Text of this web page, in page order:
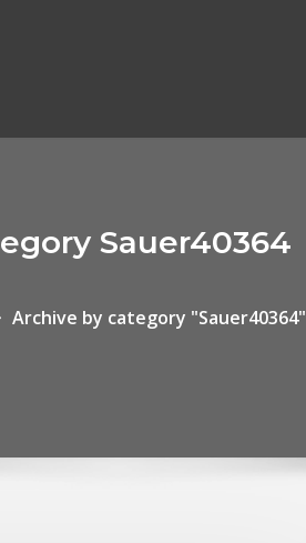
Sauer40364
Archive by category "Sauer40364"